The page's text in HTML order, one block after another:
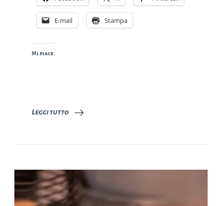
E-mail Stampa
Mi piace:
Leggi tutto